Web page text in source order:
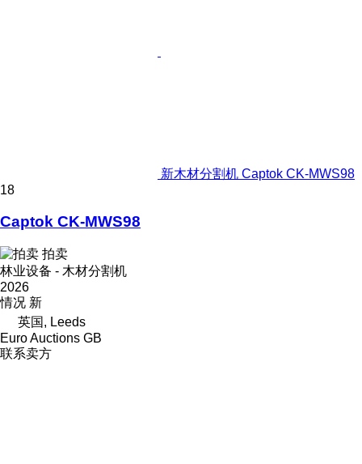
新木材分割机 Captok CK-MWS98
18
Captok CK-MWS98
拍卖
林业设备 - 木材分割机
2026
情况 新
英国, Leeds
Euro Auctions GB
联系卖方